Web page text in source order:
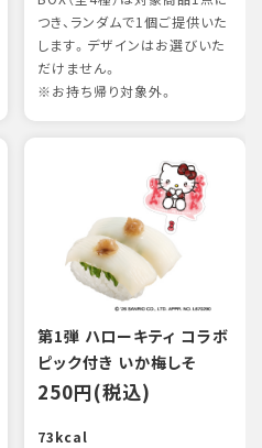
つき、ランダムで1個ご提供いた
します。デザインはお選びいた
だけません。
※お持ち帰り対象外。
第1弾 ハローキティ コラボ
ピック付き いか梅しそ
250円(税込)
73kcal